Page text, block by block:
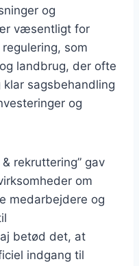
og
væsentligt for
som
landbrug, der ofte
sagsbehandling
og
rekruttering” gav
om
medarbejdere og
betød det, at
indgang til